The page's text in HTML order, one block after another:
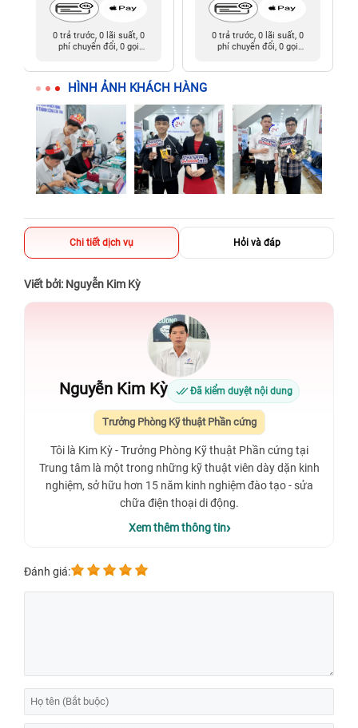
0 trả trước, 0 lãi suất, 0
phí chuyển đổi, 0 gọi
0 trả trước, 0 lãi suất, 0
phí chuyển đổi, 0 gọi
HÌNH ẢNH KHÁCH HÀNG
Chi tiết dịch vụ Hỏi và đáp
Viết bởi: Nguyễn Kim Kỳ
Nguyễn Kim Kỳ Đã kiểm duyệt nội dung
Trưởng Phòng Kỹ thuật Phần cứng
Tôi là Kim Kỳ - Trưởng Phòng Kỹ thuật Phần cứng tại
Trung tâm là một trong những kỹ thuật viên dày dặn kinh
nghiệm, sở hữu hơn 15 năm kinh nghiệm đào tạo - sửa
chữa điện thoại di động.
Xem thêm thông tin
Đánh giá: